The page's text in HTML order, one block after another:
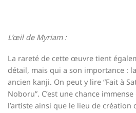
L’œil de Myriam :
La rareté de cette œuvre tient
détail, mais qui a son importance :
ancien kanji. On peut y lire “Fait à
Noboru”. C’est une chance
l’artiste ainsi que le lieu de création